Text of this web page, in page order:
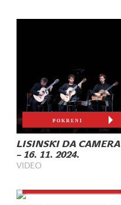
POKRENI
LISINSKI DA CAMERA
– 16. 11. 2024.
VIDEO